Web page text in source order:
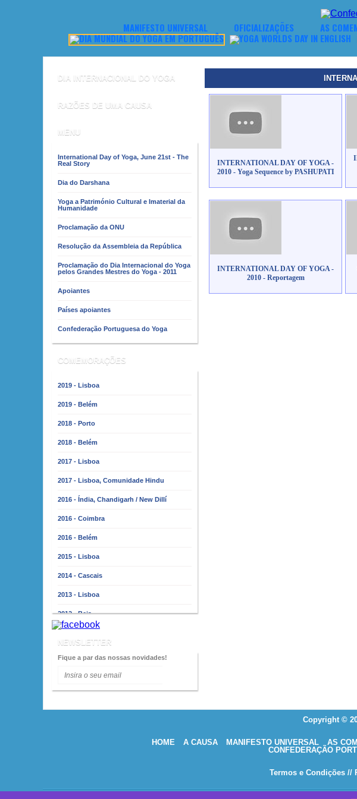
MANIFESTO UNIVERSAL OFICIALIZAÇÕES AS
DIA INTERNACIONAL DO YOGA
RAZÕES DE UMA CAUSA
MENU
International Day of Yoga, June 21st - The
Real Story
Dia do Darshana
Yoga a Património Cultural e Imaterial da
Humanidade
Proclamação da ONU
Resolução da Assembleia da República
Proclamação do Dia Internacional do Yoga
pelos Grandes Mestres do Yoga - 2011
Apoiantes
Países apoiantes
Confederação Portuguesa do Yoga
COMEMORAÇÕES
2019 - Lisboa
2019 - Belém
2018 - Porto
2018 - Belém
2017 - Lisboa
2017 - Lisboa, Comunidade Hindu
2016 - Índia, Chandigarh / New Dillí
2016 - Coimbra
2016 - Belém
2015 - Lisboa
2014 - Cascais
2013 - Lisboa
2012 - Beja
2008 - Porto
2007 - Lisboa
NEWSLETTER
Fique a par das nossas novidades!
INTERNATIONAL DAY OF YOGA -
2010 - Yoga Sequence by PASHUPATI
INTERNATIONAL DAY OF YOGA -
2010 - Reportagem
Copyright ©
HOME A CAUSA MANIFESTO UNIVERSAL AS
CONFEDERAÇÃO
Termos e Condições //